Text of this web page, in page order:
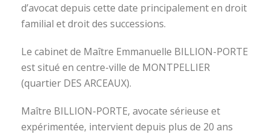
d’avocat depuis cette date principalement en droit
familial et droit des successions.
Le cabinet de Maître Emmanuelle BILLION-PORTE
est situé en centre-ville de MONTPELLIER
(quartier DES ARCEAUX).
Maître BILLION-PORTE, avocate sérieuse et
expérimentée, intervient depuis plus de 20 ans